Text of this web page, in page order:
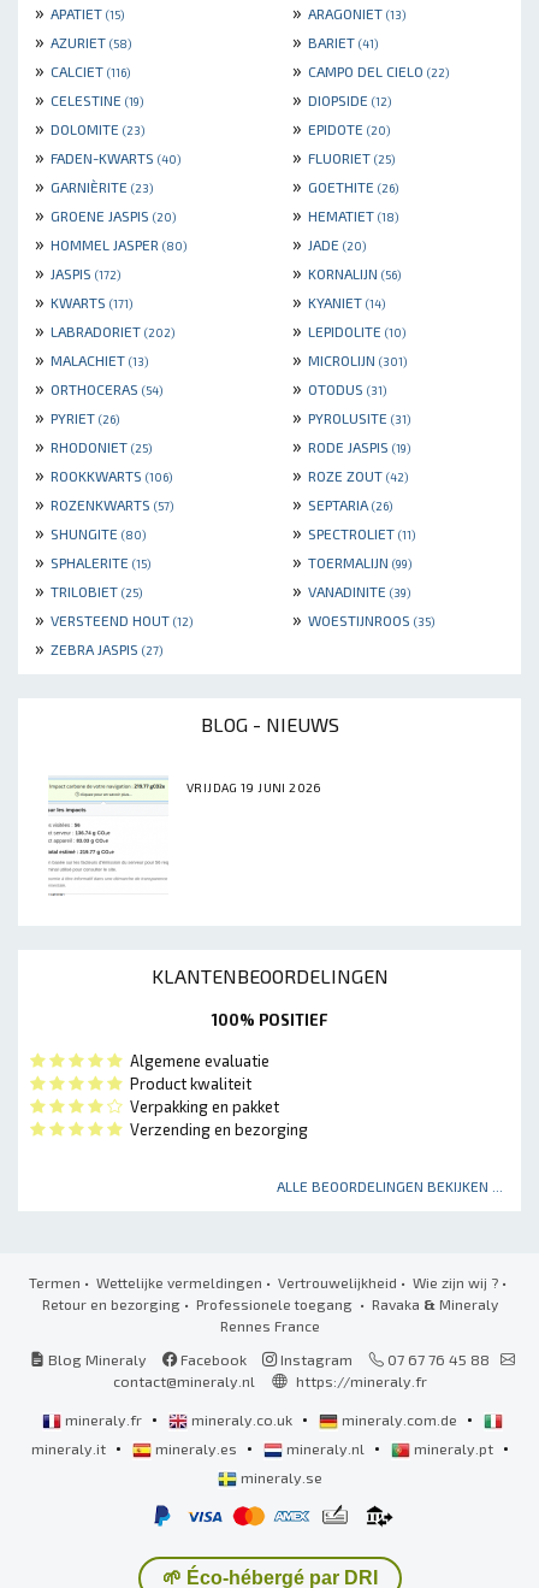
» APATIET (15) » ARAGONIET (13)
» AZURIET (58) » BARIET (41)
» CALCIET (116) » CAMPO DEL CIELO (22)
» CELESTINE (19) » DIOPSIDE (12)
» DOLOMITE (23) » EPIDOTE (20)
» FADEN-KWARTS (40) » FLUORIET (25)
» GARNIÈRITE (23) » GOETHITE (26)
» GROENE JASPIS (20) » HEMATIET (18)
» HOMMEL JASPER (80) » JADE (20)
» JASPIS (172) » KORNALIJN (56)
» KWARTS (171) » KYANIET (14)
» LABRADORIET (202) » LEPIDOLITE (10)
» MALACHIET (13) » MICROLIJN (301)
» ORTHOCERAS (54) » OTODUS (31)
» PYRIET (26) » PYROLUSITE (31)
» RHODONIET (25) » RODE JASPIS (19)
» ROOKKWARTS (106) » ROZE ZOUT (42)
» ROZENKWARTS (57) » SEPTARIA (26)
» SHUNGITE (80) » SPECTROLIET (11)
» SPHALERITE (15) » TOERMALIJN (99)
» TRILOBIET (25) » VANADINITE (39)
» VERSTEEND HOUT (12) » WOESTIJNROOS (35)
» ZEBRA JASPIS (27)
BLOG - NIEUWS
VRIJDAG 19 JUNI 2026
KLANTENBEOORDELINGEN
100% POSITIEF
Algemene evaluatie
Product kwaliteit
Verpakking en pakket
Verzending en bezorging
ALLE BEOORDELINGEN BEKIJKEN ...
Termen • Wettelijke vermeldingen • Vertrouwelijkheid • Wie zijn wij ? •
Retour en bezorging• Professionele toegang • Ravaka & Mineraly
Rennes France
Blog Mineraly
Facebook Instagram
07 67 76 45 88
contact@mineraly.nl
https://mineraly.fr
mineraly.fr • mineraly.co.uk • mineraly.com.de •
mineraly.it • mineraly.es • mineraly.nl • mineraly.pt •
mineraly.se
🌱 Éco-hébergé par DRI